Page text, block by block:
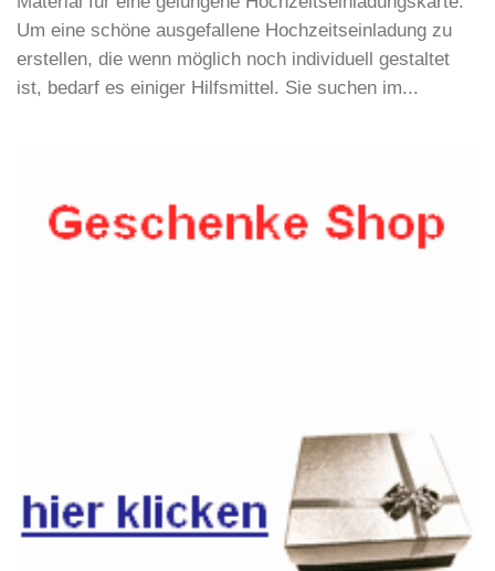
Um eine schöne ausgefallene Hochzeitseinladung zu
erstellen, die wenn möglich noch individuell gestaltet
ist, bedarf es einiger Hilfsmittel. Sie suchen im...